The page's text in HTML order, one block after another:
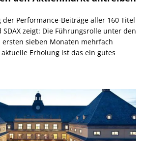
der Performance-Beiträge aller 160 Titel
SDAX zeigt: Die Führungsrolle unter den
sieben Monaten mehrfach
Erholung ist das ein gutes